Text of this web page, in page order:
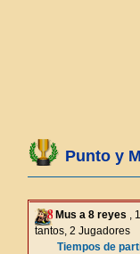
Punto y
Mus a 8 reyes ,
tantos, 2 Jugadores
Tiempos de